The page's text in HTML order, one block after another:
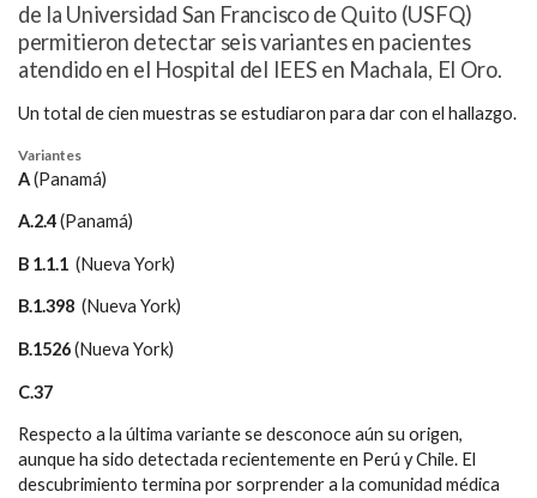
de la Universidad San Francisco de Quito (USFQ)
permitieron detectar seis variantes en pacientes
atendido en el Hospital del IEES en Machala, El Oro.
Un total de cien muestras se estudiaron para dar con el hallazgo.
Variantes
A(Panamá)
A.2.4(Panamá)
B 1.1.1 (Nueva York)
B.1.398 (Nueva York)
B.1526(Nueva York)
C.37
Respecto a la última variante se desconoce aún su origen,
aunque ha sido detectada recientemente en Perú y Chile. El
descubrimiento termina por sorprender a la comunidad médica